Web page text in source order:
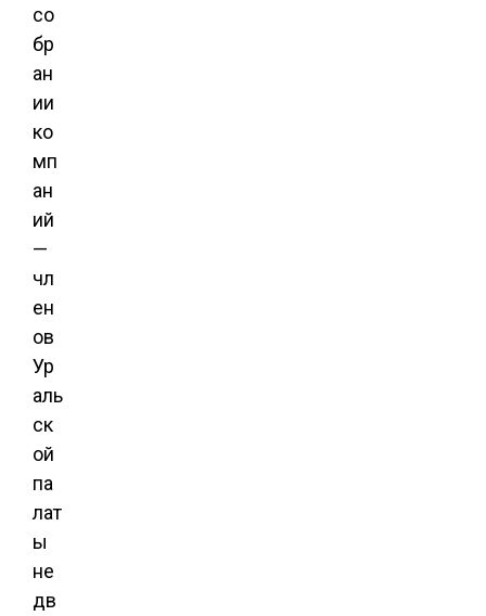
со
бр
ан
ии
ко
мп
ан
ий
—
чл
ен
ов
Ур
аль
ск
ой
па
лат
ы
не
дв